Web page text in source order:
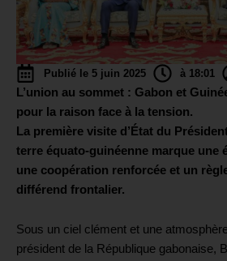
Publié le 5 juin 2025 à 18:01
L’union au sommet : Gabon et
pour la raison face à la tension.
La première visite d’État du
terre équato-guinéenne marque une
une coopération renforcée et un
différend frontalier.
Sous un ciel clément et une
président de la République gabonaise,